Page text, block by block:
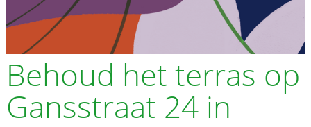
Behoud het terras op
Gansstraat 24 in